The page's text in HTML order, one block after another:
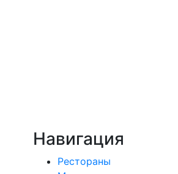
Навигация
Рестораны